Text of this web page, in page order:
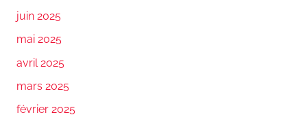
juin 2025
mai 2025
avril 2025
mars 2025
février 2025